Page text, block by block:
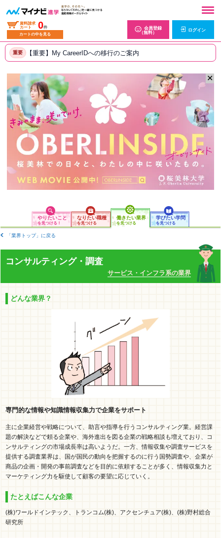
資料請求
カート
0件
カートの中を見る
会員登録
（無料）
ログイン
重要 【重要】My CareerIDへの移行のご案内
✕
やりたいこと
を見つける！
なりたい職種
を見つける
働きたい業界
を見つける
学びたい学問
を見つける
「業界トップ」に戻る
コンサルティング・調査
サービス・インフラ系の業界
どんな業界？
専門的な情報や知識情報収集力で企業をサポート
主に企業経営や戦略について、助言や指導を行うコンサルティング業。経営課
題の解決などで頼る企業や、海外進出を図る企業の戦略相談も増えており、コ
ンサルティングの市場成長率は高いようだ。一方、情報収集や調査サービスを
提供する調査業界は、国が国民の動向を把握するのに行う国勢調査や、企業が
商品の企画・開発の事前調査などを目的に依頼することが多く、情報収集力と
マーケティング力を駆使して顧客の要望に応じていく。
たとえばこんな企業
(株)ワールドインテック、トランコム(株)、アクセンチュア(株)、(株)野村総合
研究所